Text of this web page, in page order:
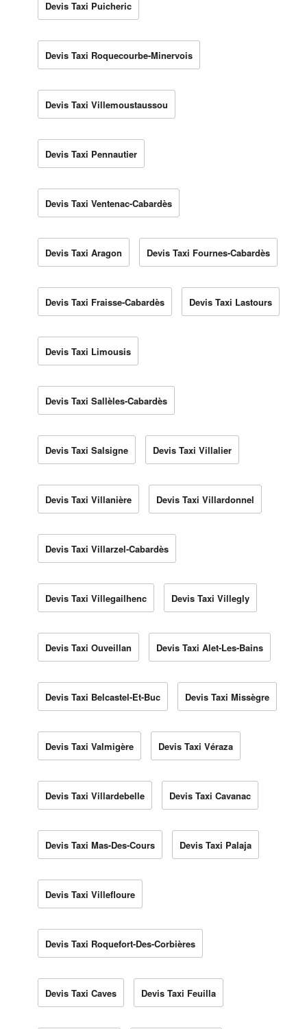
Devis Taxi Puicheric
Devis Taxi Roquecourbe-Minervois
Devis Taxi Villemoustaussou
Devis Taxi Pennautier
Devis Taxi Ventenac-Cabardès
Devis Taxi Aragon Devis Taxi Fournes-Cabardès
Devis Taxi Fraisse-Cabardès Devis Taxi Lastours
Devis Taxi Limousis
Devis Taxi Sallèles-Cabardès
Devis Taxi Salsigne Devis Taxi Villalier
Devis Taxi Villanière Devis Taxi Villardonnel
Devis Taxi Villarzel-Cabardès
Devis Taxi Villegailhenc Devis Taxi Villegly
Devis Taxi Ouveillan Devis Taxi Alet-Les-Bains
Devis Taxi Belcastel-Et-Buc Devis Taxi Missègre
Devis Taxi Valmigère Devis Taxi Véraza
Devis Taxi Villardebelle Devis Taxi Cavanac
Devis Taxi Mas-Des-Cours Devis Taxi Palaja
Devis Taxi Villefloure
Devis Taxi Roquefort-Des-Corbières
Devis Taxi Caves Devis Taxi Feuilla